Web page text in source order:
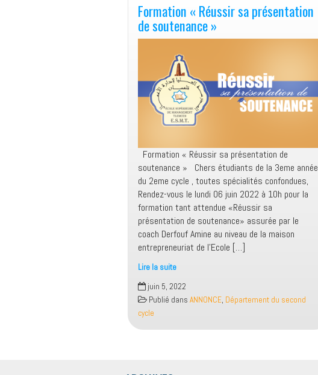
Formation « Réussir sa présentation
de soutenance »
Formation « Réussir sa présentation de
soutenance » Chers étudiants de la 3eme année
du 2eme cycle , toutes spécialités confondues,
Rendez-vous le lundi 06 juin 2022 à 10h pour la
formation tant attendue «Réussir sa
présentation de soutenance» assurée par le
coach Derfouf Amine au niveau de la maison
entrepreneuriat de l’Ecole […]
Lire la suite
Formation
«
Réussir
sa
présentation
juin 5, 2022
Publié dans ANNONCE, Département du second
cycle